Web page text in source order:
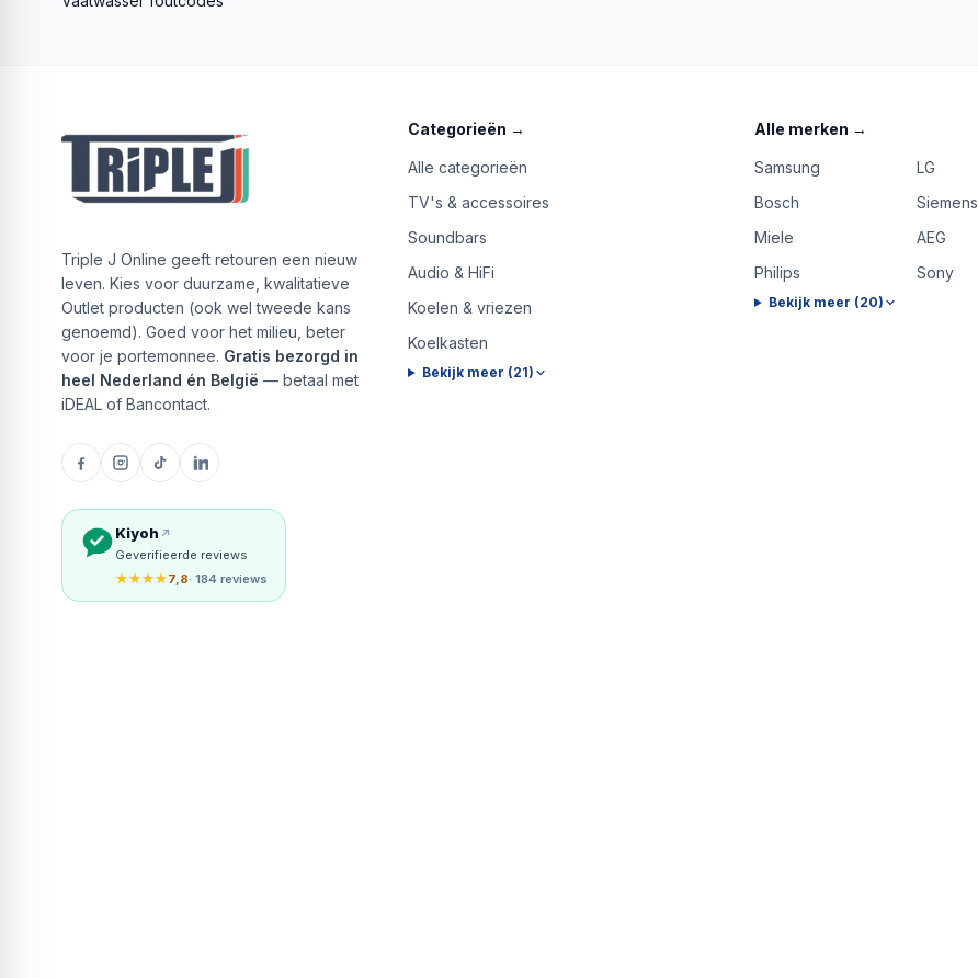
Triple J Online geeft retouren een nieuw
leven. Kies voor duurzame, kwalitatieve
Outlet producten (ook wel tweede kans
genoemd). Goed voor het milieu, beter
voor je portemonnee. Gratis bezorgd in
heel Nederland én België — betaal met
iDEAL of Bancontact.
Kiyoh
Geverifieerde reviews
★★★★7,8· 184 reviews
Categorieën →
Alle categorieën
TV's & accessoires
Soundbars
Audio & HiFi
Koelen & vriezen
Koelkasten
Bekijk meer (21)
Alle merken →
Samsung
LG
Bosch
Siemens
Miele
AEG
Philips
Sony
Bekijk meer (20)